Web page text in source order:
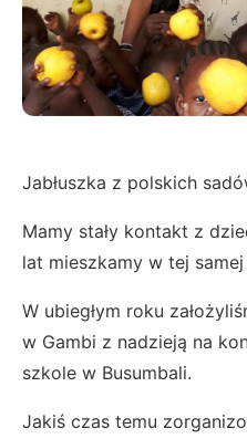
Jabłuszka z polskich
Mamy stały kontakt z
lat mieszkamy w tej
W ubiegłym roku
w Gambi z nadzieją na
szkole w Busumbali.
Jakiś czas temu